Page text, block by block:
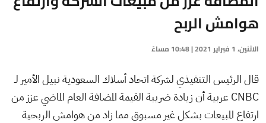
هوامش الربح
الاثنين، 1 فبراير 2021 | 10:48 مساءً
قال الرئيس التنفيذي لشركة اتحاد أسلاك السعودية نبيل الأمير لـ
CNBC عربية أن زيادة ضريبة القيمة المضافة العام الماضي عزز من
ارتفاع المبيعات بشكل غير مسبوق مما زاد من هوامش الربحية